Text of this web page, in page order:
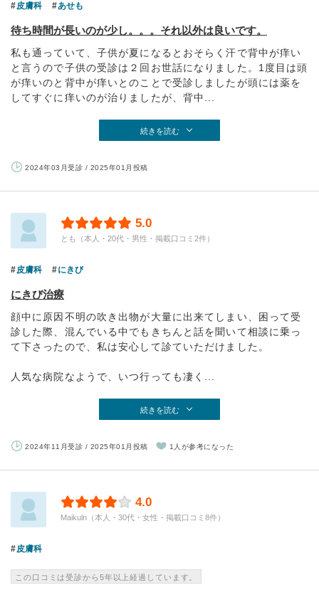
皮膚科 あせも
待ち時間が長いのが少し。。。それ以外は良いです。
私も通っていて、子供が夏になるとおそらく汗で背中が痒い
と言うので子供の受診は２回お世話になりました。1度目は頭
が痒いのと背中が痒いとのことで受診しましたが頭には薬を
してすぐに痒いのが治りましたが、背中...
続きを読む
2024年03月受診 / 2025年01月投稿
5.0
とも（本人・20代・男性・掲載口コミ2件）
皮膚科 にきび
にきび治療
顔中に原因不明の吹き出物が大量に出来てしまい、困って受
診した際、混んでいる中でもきちんと話を聞いて相談に乗っ
て下さったので、私は安心して診ていただけました。
人気な病院なようで、いつ行っても凄く...
続きを読む
2024年11月受診 / 2025年01月投稿 1人が参考になった
4.0
Maikuln（本人・30代・女性・掲載口コミ8件）
皮膚科
この口コミは受診から5年以上経過しています。